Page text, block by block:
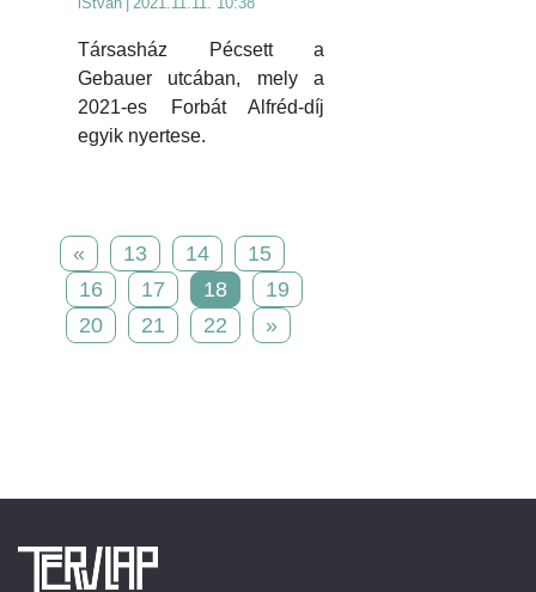
Társasház Pécsett a
Gebauer utcában, mely a
2021-es Forbát Alfréd-díj
egyik nyertese.
« 13 14
15
16
17 18
19
20
21 22 »